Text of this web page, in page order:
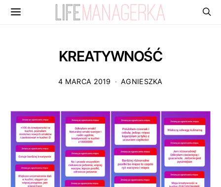
KREATYWNOŚĆ
4 MARCA 2019 AGNIESZKA